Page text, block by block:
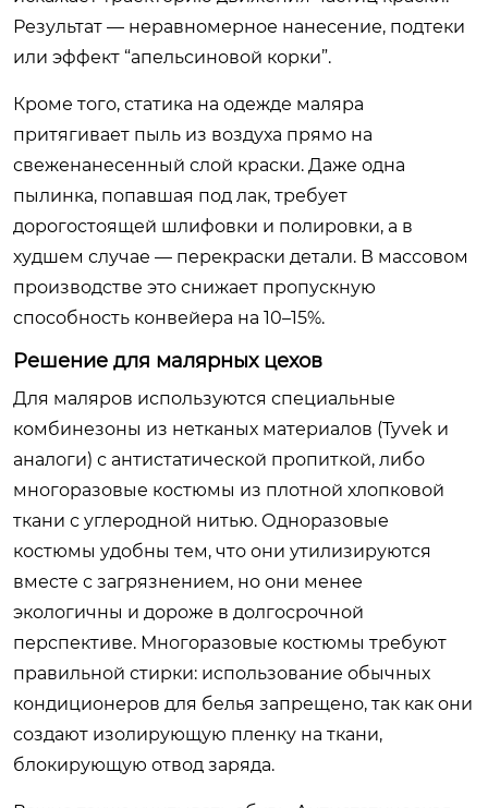
Результат — неравномерное нанесение, подтеки
или эффект “апельсиновой корки”.
Кроме того, статика на одежде маляра
притягивает пыль из воздуха прямо на
свеженанесенный слой краски. Даже одна
пылинка, попавшая под лак, требует
дорогостоящей шлифовки и полировки, а в
худшем случае — перекраски детали. В массовом
производстве это снижает пропускную
способность конвейера на 10–15%.
Решение для малярных цехов
Для маляров используются специальные
комбинезоны из нетканых материалов (Tyvek и
аналоги) с антистатической пропиткой, либо
многоразовые костюмы из плотной хлопковой
ткани с углеродной нитью. Одноразовые
костюмы удобны тем, что они утилизируются
вместе с загрязнением, но они менее
экологичны и дороже в долгосрочной
перспективе. Многоразовые костюмы требуют
правильной стирки: использование обычных
кондиционеров для белья запрещено, так как они
создают изолирующую пленку на ткани,
блокирующую отвод заряда.